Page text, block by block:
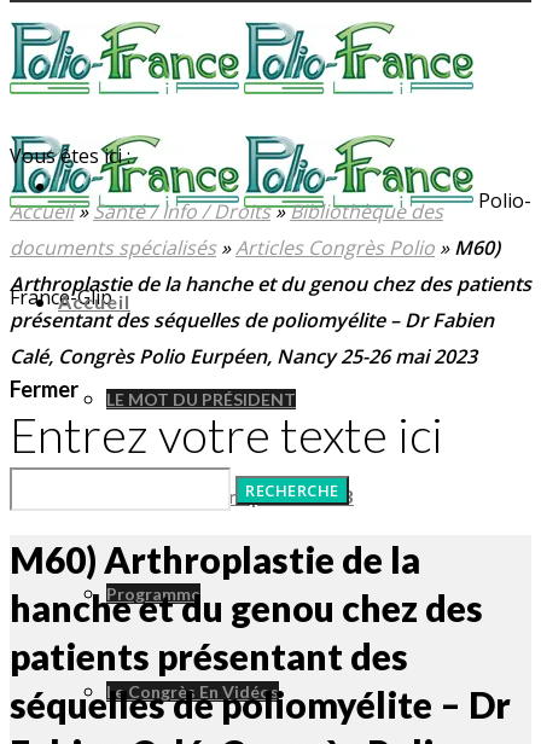
Polio-
France-Glip
Accueil
LE MOT DU PRÉSIDENT
Congrès Polio Européen 2023
Programme
Le Congrès En Vidéos
Vous êtes ici :
Accueil»Santé / Info / Droits»Bibliothèque des
documents spécialisés»Articles Congrès Polio »M60)
Arthroplastie de la hanche et du genou chez des patients
présentant des séquelles de poliomyélite – Dr Fabien
Calé, Congrès Polio Eurpéen, Nancy 25-26 mai 2023
Fermer
Entrez votre texte ici
M60) Arthroplastie de la
hanche et du genou chez des
patients présentant des
séquelles de poliomyélite – Dr